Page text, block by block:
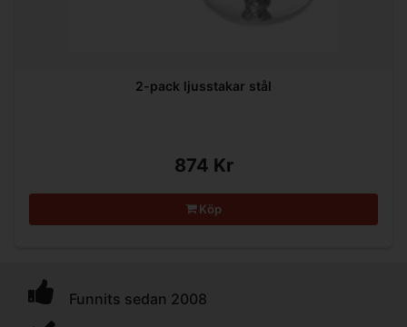
2-pack ljusstakar stål
874 Kr
Köp
Funnits sedan 2008